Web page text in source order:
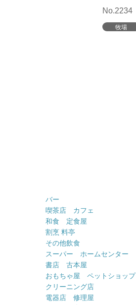
No.2234
牧場
バー
喫茶店 カフェ
和食 定食屋
割烹 料亭
その他飲食
スーパー ホームセンター
書店 古本屋
おもちゃ屋 ペットショップ
クリーニング店
電器店 修理屋